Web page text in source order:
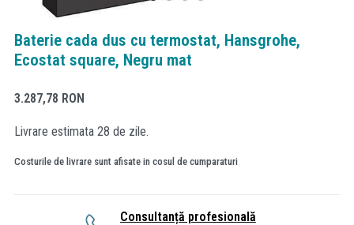
Baterie cada dus cu termostat, Hansgrohe,
Ecostat square, Negru mat
3.287,78 RON
Livrare estimata 28 de zile.
Costurile de livrare sunt afisate in cosul de cumparaturi
Consultanță profesională